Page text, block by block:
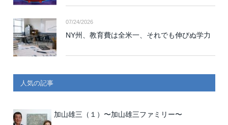
07/24/2026
NY州、教育費は全米一、それでも伸びぬ学力
人気の記事
加山雄三（１）〜加山雄三ファミリー〜